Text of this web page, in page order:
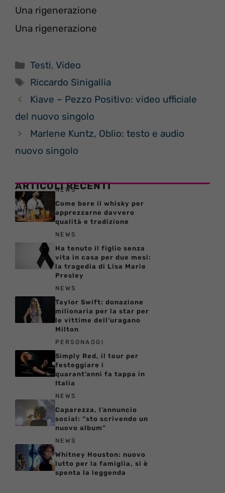
Una rigenerazione
Una rigenerazione
Categorie
Testi,Video
Tag
Riccardo Sinigallia
Kiave – Pezzo Positivo: video ufficiale
del nuovo singolo
Marlene Kuntz, Oblio: testo e audio
nuovo singolo
ARTICOLI RECENTI
NEWS
Come bere il whisky per
apprezzarne davvero
qualità e tradizione
NEWS
Ha tenuto il figlio senza
vita in casa per due mesi:
la tragedia di Lisa Marie
Presley
NEWS
Taylor Swift: donazione
milionaria per la star per
le vittime dell’uragano
Milton
PERSONAGGI
Simply Red, il tour per
festeggiare i
quarant’anni fa tappa in
Italia
NEWS
Caparezza, l’annuncio
social: “sto scrivendo un
nuovo album”
NEWS
Whitney Houston: nuovo
lutto per la famiglia, si è
spenta la leggenda